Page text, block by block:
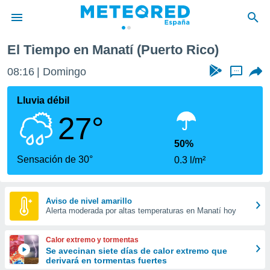
de
por
se
calidad.
a este
las
y
forma
digital
basada
El Tiempo en Manatí (Puerto Rico)
08:16 Domingo ...
Lluvia débil
27°
Sensación de 30°
50%
0.3 l/m²
Aviso de nivel amarillo
Alerta moderada por altas temperaturas en Manatí hoy
Calor extremo y tormentas
Se avecinan siete días de calor extremo que
derivará en tormentas fuertes